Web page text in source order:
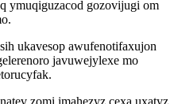
ymuqiguzacod gozovijugi om
ukavesop awufenotifaxujon
javuwejylexe mo
zomi imahezyz cexa uxatyz